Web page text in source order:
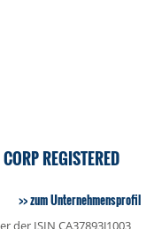
REGISTERED
zum Unternehmensprofil
der ISIN CA37893J1003